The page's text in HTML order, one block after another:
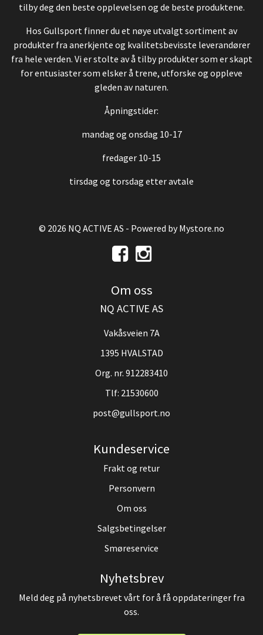
tilby deg den beste opplevelsen og de beste produktene.
Hos Gullsport finner du et nøye utvalgt sortiment av
produkter fra anerkjente og kvalitetsbevisste leverandører
fra hele verden. Vi er stolte av å tilby produkter som er skapt
for entusiaster som elsker å trene, utforske og oppleve
gleden av naturen.
Åpningstider:
mandag og onsdag 10-17
fredager 10-15
tirsdag og torsdag etter avtale
© 2026 NQ ACTIVE AS - Powered byMystore.no
Om oss
NQ ACTIVE AS
Vakåsveien 7A
1395 HVALSTAD
Org. nr. 912283410
Tlf: 21530600
post@gullsport.no
Kundeservice
Frakt og retur
Personvern
Om oss
Salgsbetingelser
Smøreservice
Nyhetsbrev
Meld deg på nyhetsbrevet vårt for å få oppdateringer fra
oss.